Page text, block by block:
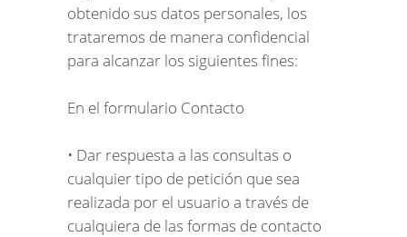
obtenido sus datos personales, los
trataremos de manera confidencial
para alcanzar los siguientes fines:
En el formulario Contacto
• Dar respuesta a las consultas o
cualquier tipo de petición que sea
realizada por el usuario a través de
cualquiera de las formas de contacto